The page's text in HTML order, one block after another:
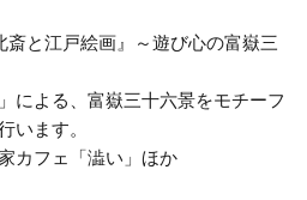
と江戸絵画』～遊び心の富嶽三
による、富嶽三十六景をモチーフ
います。
カフェ「澁い」ほか